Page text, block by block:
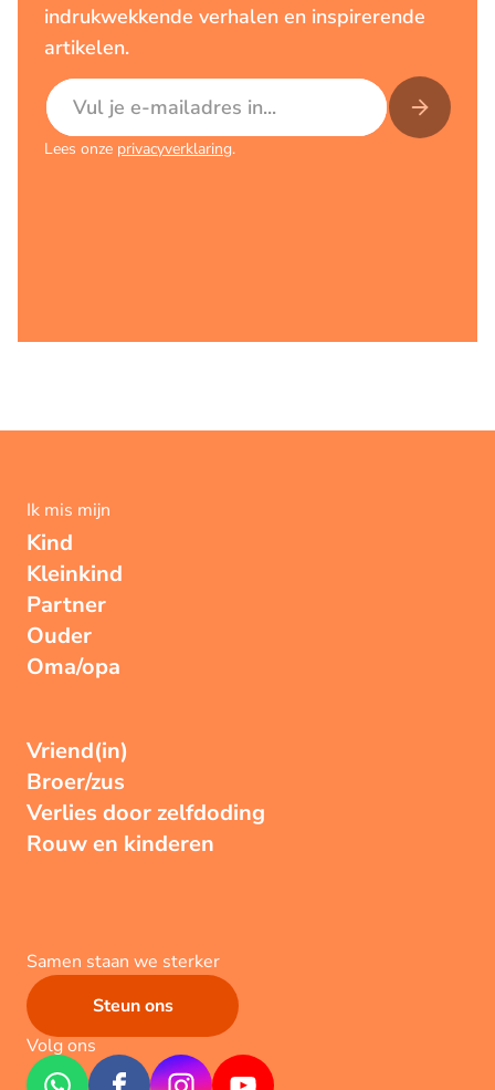
indrukwekkende verhalen en inspirerende
artikelen.
E-mailadres
Lees onze privacyverklaring.
Ik mis mijn
Kind
Kleinkind
Partner
Ouder
Oma/opa
Vriend(in)
Broer/zus
Verlies door zelfdoding
Rouw en kinderen
Samen staan we sterker
Steun ons
Volg ons